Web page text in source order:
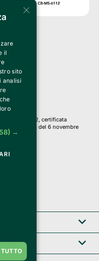
(MI)
Belive 6.2, certificata
2025/445474 del 6 novembre
×
il
sito
analisi
→